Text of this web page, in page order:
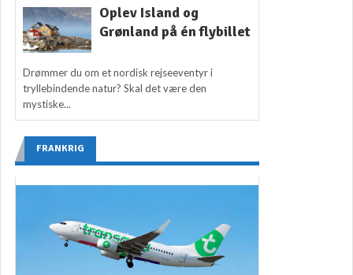
Oplev Island og
Grønland på én flybillet
Drømmer du om et nordisk rejseeventyr i
tryllebindende natur? Skal det være den
mystiske...
FRANKRIG